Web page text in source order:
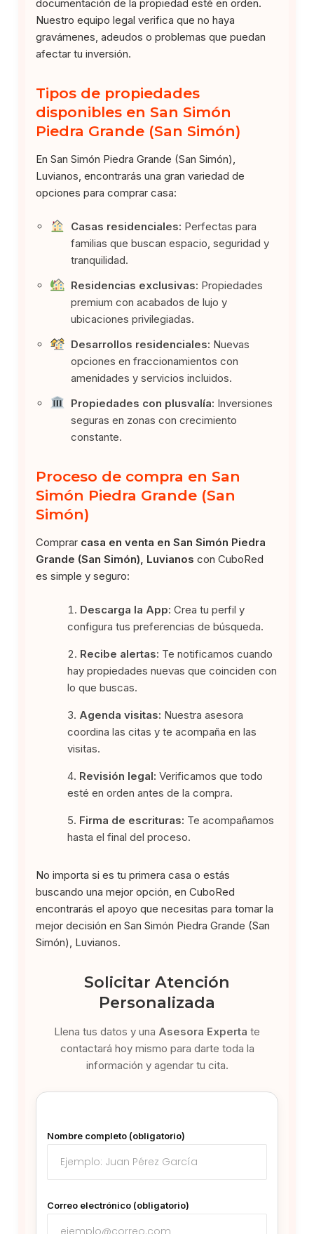
documentación de la propiedad esté en orden.
Nuestro equipo legal verifica que no haya
gravámenes, adeudos o problemas que puedan
afectar tu inversión.
Tipos de propiedades
disponibles en San Simón
Piedra Grande (San Simón)
En San Simón Piedra Grande (San Simón),
Luvianos, encontrarás una gran variedad de
opciones para comprar casa:
Casas residenciales: Perfectas para
familias que buscan espacio, seguridad y
tranquilidad.
Residencias exclusivas: Propiedades
premium con acabados de lujo y
ubicaciones privilegiadas.
Desarrollos residenciales: Nuevas
opciones en fraccionamientos con
amenidades y servicios incluidos.
Propiedades con plusvalía: Inversiones
seguras en zonas con crecimiento
constante.
Proceso de compra en San
Simón Piedra Grande (San
Simón)
Comprar casa en venta en San Simón Piedra
Grande (San Simón), Luvianos con CuboRed
es simple y seguro:
Descarga la App: Crea tu perfil y
configura tus preferencias de búsqueda.
Recibe alertas: Te notificamos cuando
hay propiedades nuevas que coinciden con
lo que buscas.
Agenda visitas: Nuestra asesora
coordina las citas y te acompaña en las
visitas.
Revisión legal: Verificamos que todo
esté en orden antes de la compra.
Firma de escrituras: Te acompañamos
hasta el final del proceso.
No importa si es tu primera casa o estás
buscando una mejor opción, en CuboRed
encontrarás el apoyo que necesitas para tomar la
mejor decisión en San Simón Piedra Grande (San
Simón), Luvianos.
Solicitar Atención
Personalizada
Llena tus datos y una Asesora Experta te
contactará hoy mismo para darte toda la
información y agendar tu cita.
Nombre completo (obligatorio)
Correo electrónico (obligatorio)